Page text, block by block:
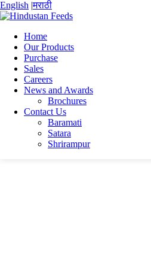
English |मराठी
Home
Our Products
Purchase
Sales
Careers
News and Awards
Brochures
Contact Us
Baramati
Satara
Shrirampur
Home
PRASANTA DEY
PRASANTA DEY RESUME
PRASANTA DEY
PRASANTA DEY RESUME